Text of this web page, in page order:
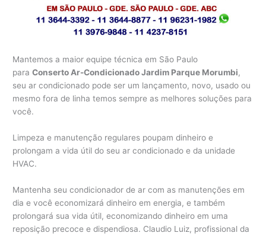
Mantemos a maior equipe técnica em São Paulo
paraConserto Ar-Condicionado Jardim Parque Morumbi,
seu ar condicionado pode ser um lançamento, novo, usado ou
mesmo fora de linha temos sempre as melhores soluções para
você.
Limpeza e manutenção regulares poupam dinheiro e
prolongam a vida útil do seu ar condicionado e da unidade
HVAC.
Mantenha seu condicionador de ar com as manutenções em
dia e você economizará dinheiro em energia, e também
prolongará sua vida útil, economizando dinheiro em uma
reposição precoce e dispendiosa. Claudio Luiz, profissional da